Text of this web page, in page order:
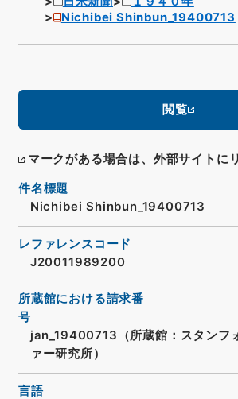
Nichibei Shinbun_19400713
閲覧
マークがある場合は、外部サイトに
件名標題
Nichibei Shinbun_19400713
レファレンスコード
J20011989200
所蔵館における請求番
号
jan_19400713（所蔵館：スタンフ
ァー研究所）
言語